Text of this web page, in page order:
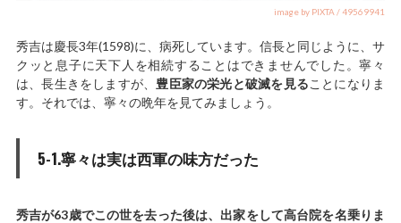
image by PIXTA / 49569941
秀吉は慶長3年(1598)に、病死しています。信長と同じように、サ
クッと息子に天下人を相続することはできませんでした。寧々
は、長生きをしますが、 豊臣家の栄光と破滅を見ることになりま
す。それでは、寧々の晩年を見てみましょう。
5-1.寧々は実は西軍の味方だった
秀吉が63歳でこの世を去った後は、出家をして高台院を名乗りま